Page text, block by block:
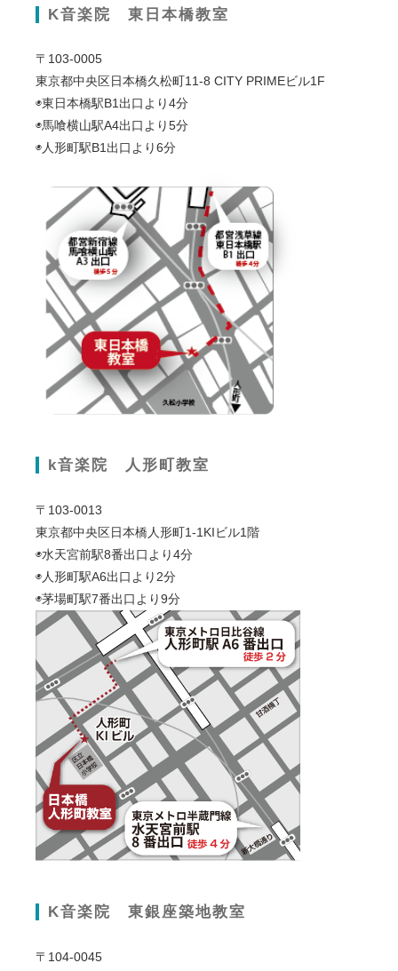
K音楽院 東日本橋教室
〒103-0005
東京都中央区日本橋久松町11-8 CITY PRIMEビル1F
◉東日本橋駅B1出口より4分
◉馬喰横山駅A4出口より5分
◉人形町駅B1出口より6分
k音楽院 人形町教室
〒103-0013
東京都中央区日本橋人形町1-1KIビル1階
◉水天宮前駅8番出口より4分
◉人形町駅A6出口より2分
◉茅場町駅7番出口より9分
K音楽院 東銀座築地教室
〒104-0045